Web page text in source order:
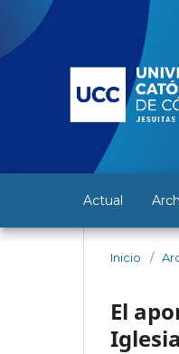
Actual
Inicio /
El
Iglesia